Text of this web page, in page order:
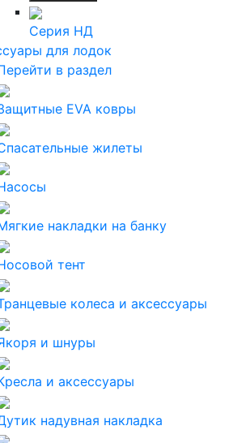
Серия НД
для лодок
в раздел
EVA ковры
жилеты
накладки на банку
тент
колеса и аксессуары
и шнуры
и аксессуары
надувная накладка